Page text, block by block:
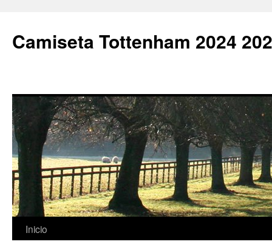
Camiseta Tottenham 2024
Saltar
Inicio